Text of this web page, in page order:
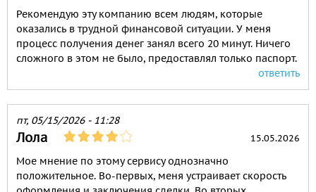
Рекомендую эту компанию всем людям, которые
оказались в трудной финансовой ситуации. У меня
процесс получения денег занял всего 20 минут. Ничего
сложного в этом не было, предоставлял только паспорт.
ответить
пт, 05/15/2026 - 11:28
Лола 15.05.2026
Мое мнение по этому сервису однозначно
положительное. Во-первых, меня устраивает скорость